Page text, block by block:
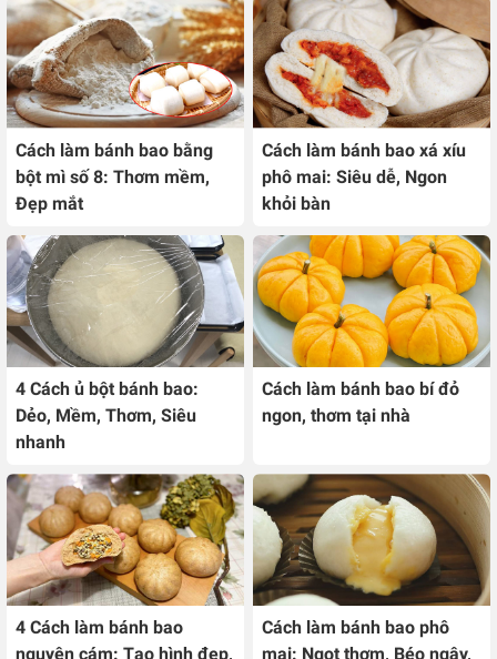
Cách làm bánh bao bằng
bột mì số 8: Thơm mềm,
Đẹp mắt
Cách làm bánh bao xá xíu
phô mai: Siêu dễ, Ngon
khỏi bàn
4 Cách ủ bột bánh bao:
Dẻo, Mềm, Thơm, Siêu
nhanh
Cách làm bánh bao bí đỏ
ngon, thơm tại nhà
4 Cách làm bánh bao
nguyên cám: Tạo hình đẹp,
Cách làm bánh bao phô
mai: Ngọt thơm, Béo ngậy,